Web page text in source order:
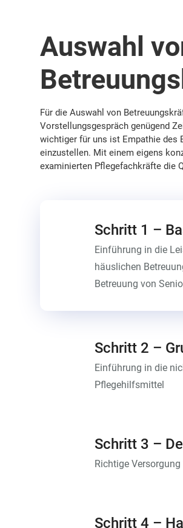
Auswahl
Für die Auswahl von
Vorstellungsgespräch genügend
wichtiger für uns ist Empathie des
einzustellen. Mit einem eigens
examinierten Pflegefachkräfte die
Schritt 1 –
Einführung in die
häuslichen
Betreuung von
Schritt 2 –
Einführung in die
Pflegehilfsmittel
Schritt 3 –
Richtige
Schritt 4 –